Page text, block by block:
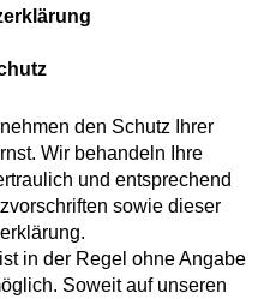
den Schutz Ihrer
Wir behandeln Ihre
und entsprechend
sowie dieser
in der Regel ohne Angabe
Soweit auf unseren